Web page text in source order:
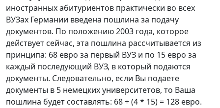
иностранных абитуриентов практически во всех
ВУЗах Германии введена пошлина за подачу
документов. По положению 2003 года, которое
действует сейчас, эта пошлина рассчитывается из
принципа: 68 евро за первый ВУЗ и по 15 евро за
каждый последующий ВУЗ, в который подаются
документы. Следовательно, если Вы подаете
документы в 5 немецких университетов, то Ваша
пошлина будет составлять: 68 + (4 * 15) = 128 евро.